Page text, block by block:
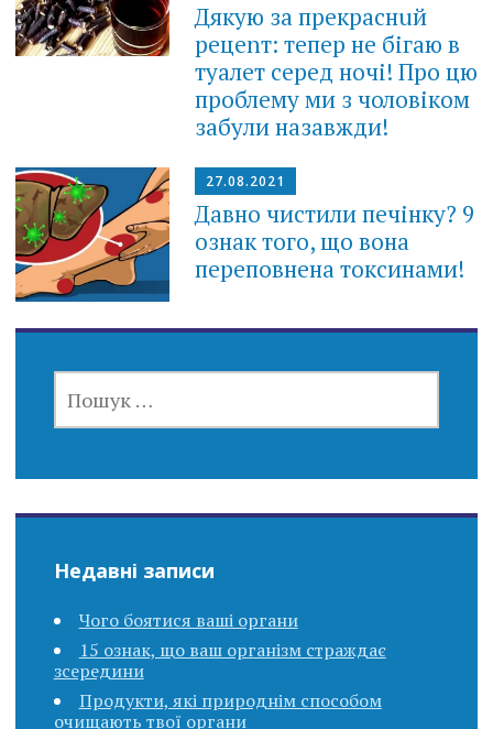
Дякую за прекраснuй
рецеnт: тепер не бігаю в
тyaлет серед ночі! Про цю
проблему ми з чоловіком
забули назавжди!
27.08.2021
Давно чистили печінку? 9
ознак того, що вона
переповнена токсинами!
Недавні записи
Чого боятися ваші органи
15 ознак, що ваш організм страждає
зсередини
Продукти, які природнім способом
очищають твої органи